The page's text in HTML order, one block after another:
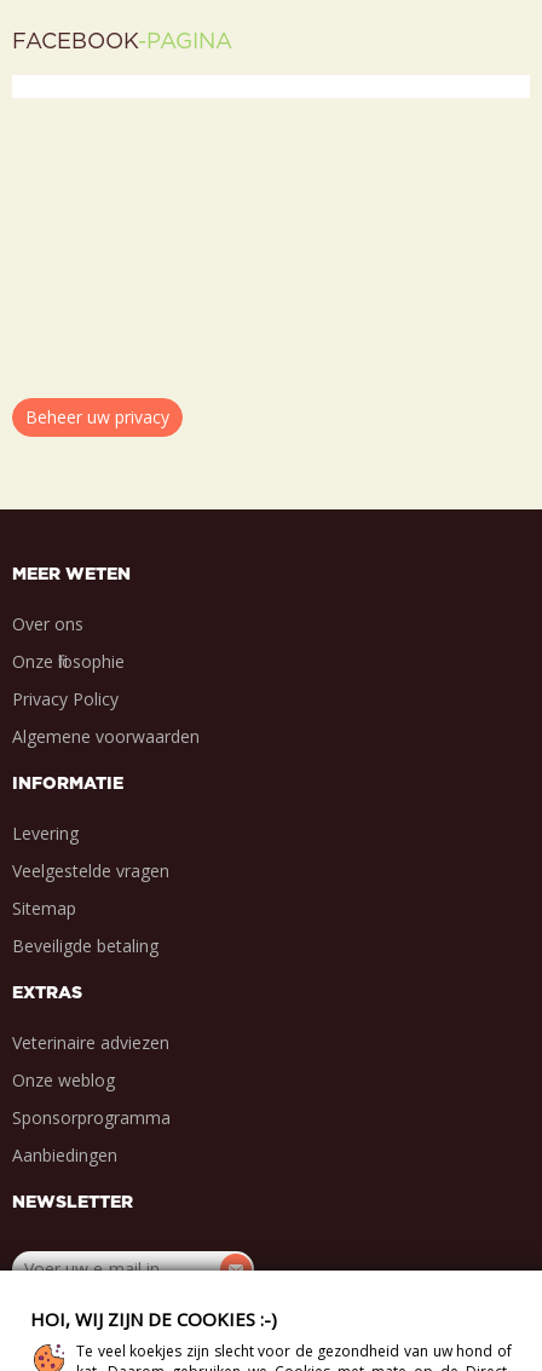
FACEBOOK-PAGINA
Beheer uw privacy
MEER WETEN
Over ons
Onze filosophie
Privacy Policy
Algemene voorwaarden
INFORMATIE
Levering
Veelgestelde vragen
Sitemap
Beveiligde betaling
EXTRAS
Veterinaire adviezen
Onze weblog
Sponsorprogramma
Aanbiedingen
NEWSLETTER
DEEL MET VRIENDEN
HOI, WIJ ZIJN DE COOKIES :-)
Te veel koekjes zijn slecht voor de gezondheid van uw hond of